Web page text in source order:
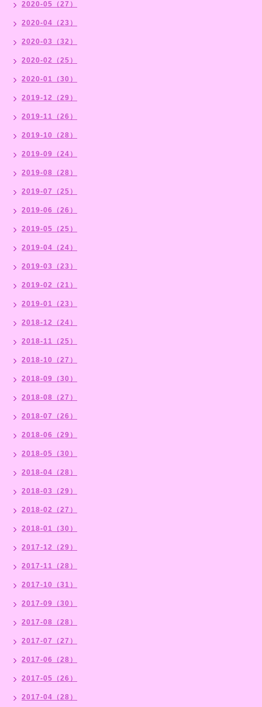
2020-05（27）
2020-04（23）
2020-03（32）
2020-02（25）
2020-01（30）
2019-12（29）
2019-11（26）
2019-10（28）
2019-09（24）
2019-08（28）
2019-07（25）
2019-06（26）
2019-05（25）
2019-04（24）
2019-03（23）
2019-02（21）
2019-01（23）
2018-12（24）
2018-11（25）
2018-10（27）
2018-09（30）
2018-08（27）
2018-07（26）
2018-06（29）
2018-05（30）
2018-04（28）
2018-03（29）
2018-02（27）
2018-01（30）
2017-12（29）
2017-11（28）
2017-10（31）
2017-09（30）
2017-08（28）
2017-07（27）
2017-06（28）
2017-05（26）
2017-04（28）